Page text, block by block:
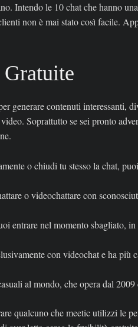
Intendo le 10 chat che hanno
non è mai stato così facile.
generare contenuti interessanti,
Soprattutto se sei pronto
o chiudi tu stesso la chat,
o videochattare con
entrare nel momento sbagliato,
con videochat e ha
al mondo, che opera dal
qualcuno che meetic utilizzi le